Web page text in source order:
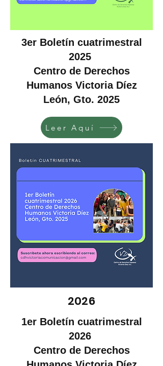
3er Boletín cuatrimestral
2025
Centro de Derechos
Humanos Victoria Díez
León, Gto. 2025
Leer Aquí
2026
1er Boletín cuatrimestral
2026
Centro de Derechos